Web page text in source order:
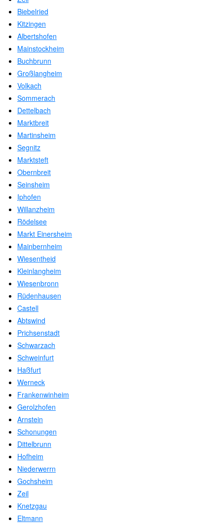
Biebelried
Kitzingen
Albertshofen
Mainstockheim
Buchbrunn
Großlangheim
Volkach
Sommerach
Dettelbach
Marktbreit
Martinsheim
Segnitz
Marktsteft
Obernbreit
Seinsheim
Iphofen
Willanzheim
Rödelsee
Markt Einersheim
Mainbernheim
Wiesentheid
Kleinlangheim
Wiesenbronn
Rüdenhausen
Castell
Abtswind
Prichsenstadt
Schwarzach
Schweinfurt
Haßfurt
Werneck
Frankenwinheim
Gerolzhofen
Arnstein
Schonungen
Dittelbrunn
Hofheim
Niederwerrn
Gochsheim
Zeil
Knetzgau
Eltmann